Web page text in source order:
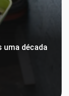
uma década